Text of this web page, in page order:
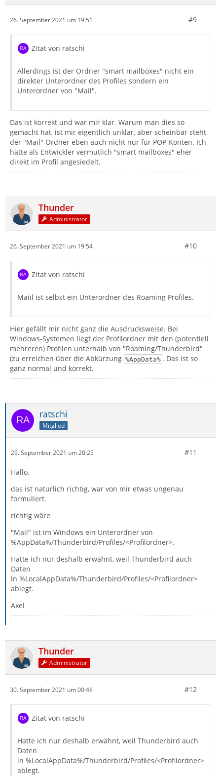
26. September 2021 um 19:51 #9
Zitat von ratschi
Allerdings ist der Ordner "smart mailboxes" nicht ein
direkter Unterordner des Profiles sondern ein
Unterordner von "Mail".
Das ist korrekt und war mir klar. Warum man dies so
gemacht hat, ist mir eigentlich unklar, aber scheinbar steht
der "Mail" Ordner eben auch nicht nur für POP-Konten. Ich
hätte als Entwickler vermutlich "smart mailboxes" eher
direkt im Profil angesiedelt.
Thunder
Administrator
26. September 2021 um 19:54 #10
Zitat von ratschi
Maiil ist selbst ein Unterordner des Roaming Profiles.
Hier gefällt mir nicht ganz die Ausdrucksweise. Bei
Windows-Systemen liegt der Profilordner mit den (potentiell
mehreren) Profilen unterhalb von "Roaming/Thunderbird"
(zu erreichen über die Abkürzung %AppData% . Das ist so
ganz normal und korrekt.
ratschi
Mitglied
29. September 2021 um 20:25 #11
Hallo,
das ist natürlich richtig, war von mir etwas ungenau
formuliert.
richtig wäre
"Mail" ist im Windows ein Unterordner von
%AppData%/Thunderbird/Profiles/<Profilordner>.
Hatte ich nur deshalb erwähnt, weil Thunderbird auch
Daten
in %LocalAppData%/Thunderbird/Profiles/<Profilordner>
ablegt.
Axel
Thunder
Administrator
30. September 2021 um 00:46 #12
Zitat von ratschi
Hatte ich nur deshalb erwähnt, weil Thunderbird auch
Daten
in %LocalAppData%/Thunderbird/Profiles/<Profilordner>
ablegt.